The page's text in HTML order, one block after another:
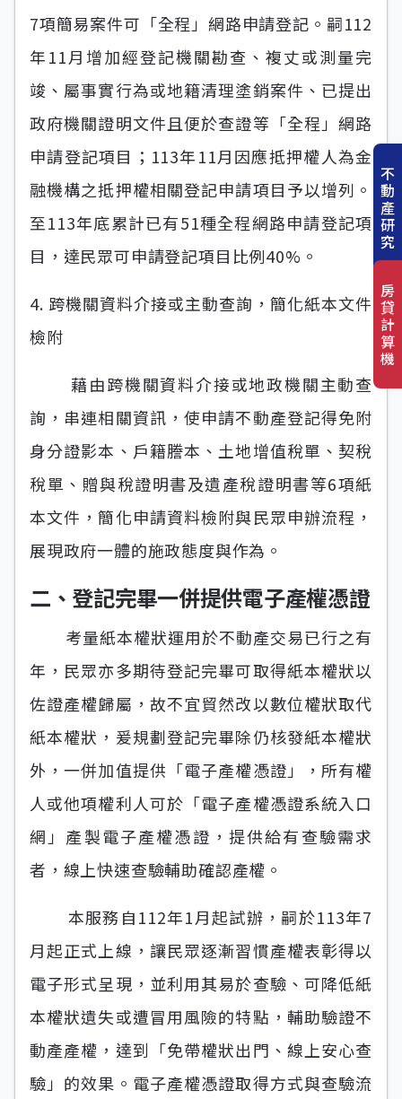
7項簡易案件可「全程」網路申請登記。嗣112
年11月增加經登記機關勘查、複丈或測量完
竣、屬事實行為或地籍清理塗銷案件、已提出
政府機關證明文件且便於查證等「全程」網路
申請登記項目；113年11月因應抵押權人為金
融機構之抵押權相關登記申請項目予以增列。
至113年底累計已有51種全程網路申請登記項
目，達民眾可申請登記項目比例40%。
4. 跨機關資料介接或主動查詢，簡化紙本文件
檢附
藉由跨機關資料介接或地政機關主動查
詢，串連相關資訊，使申請不動產登記得免附
身分證影本、戶籍謄本、土地增值稅單、契稅
稅單、贈與稅證明書及遺產稅證明書等6項紙
本文件，簡化申請資料檢附與民眾申辦流程，
展現政府一體的施政態度與作為。
二、登記完畢一併提供電子產權憑證
考量紙本權狀運用於不動產交易已行之有
年，民眾亦多期待登記完畢可取得紙本權狀以
佐證產權歸屬，故不宜貿然改以數位權狀取代
紙本權狀，爰規劃登記完畢除仍核發紙本權狀
外，一併加值提供「電子產權憑證」，所有權
人或他項權利人可於「電子產權憑證系統入口
網」產製電子產權憑證，提供給有查驗需求
者，線上快速查驗輔助確認產權。
本服務自112年1月起試辦，嗣於113年7
月起正式上線，讓民眾逐漸習慣產權表彰得以
電子形式呈現，並利用其易於查驗、可降低紙
本權狀遺失或遭冒用風險的特點，輔助驗證不
動產產權，達到「免帶權狀出門、線上安心查
驗」的效果。電子產權憑證取得方式與查驗流
不
動
產
研
究
房
貸
計
算
機